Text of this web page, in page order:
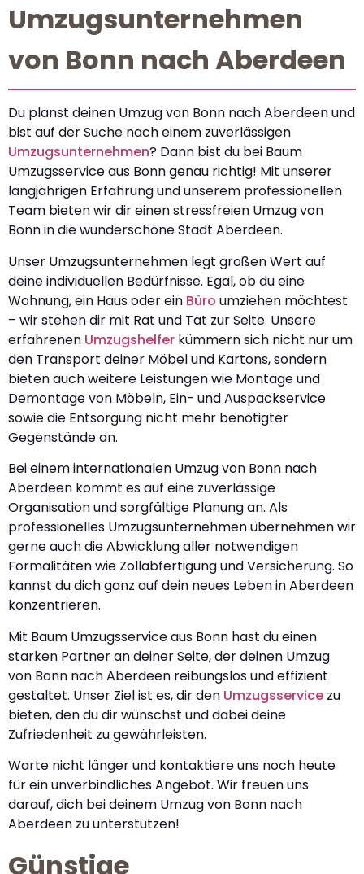
Umzugsunternehmen
von Bonn nach Aberdeen
Du planst deinen Umzug von Bonn nach Aberdeen und
bist auf der Suche nach einem zuverlässigen
Umzugsunternehmen? Dann bist du bei Baum
Umzugsservice aus Bonn genau richtig! Mit unserer
langjährigen Erfahrung und unserem professionellen
Team bieten wir dir einen stressfreien Umzug von
Bonn in die wunderschöne Stadt Aberdeen.
Unser Umzugsunternehmen legt großen Wert auf
deine individuellen Bedürfnisse. Egal, ob du eine
Wohnung, ein Haus oder ein Büro umziehen möchtest
– wir stehen dir mit Rat und Tat zur Seite. Unsere
erfahrenen Umzugshelfer kümmern sich nicht nur um
den Transport deiner Möbel und Kartons, sondern
bieten auch weitere Leistungen wie Montage und
Demontage von Möbeln, Ein- und Auspackservice
sowie die Entsorgung nicht mehr benötigter
Gegenstände an.
Bei einem internationalen Umzug von Bonn nach
Aberdeen kommt es auf eine zuverlässige
Organisation und sorgfältige Planung an. Als
professionelles Umzugsunternehmen übernehmen wir
gerne auch die Abwicklung aller notwendigen
Formalitäten wie Zollabfertigung und Versicherung. So
kannst du dich ganz auf dein neues Leben in Aberdeen
konzentrieren.
Mit Baum Umzugsservice aus Bonn hast du einen
starken Partner an deiner Seite, der deinen Umzug
von Bonn nach Aberdeen reibungslos und effizient
gestaltet. Unser Ziel ist es, dir den Umzugsservice zu
bieten, den du dir wünschst und dabei deine
Zufriedenheit zu gewährleisten.
Warte nicht länger und kontaktiere uns noch heute
für ein unverbindliches Angebot. Wir freuen uns
darauf, dich bei deinem Umzug von Bonn nach
Aberdeen zu unterstützen!
Günstige